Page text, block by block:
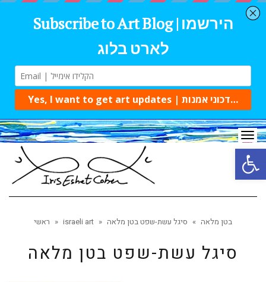
ראשי » israeli art » בטן מלאה » סיגל עשת-שפט בטן מלאה
סיגל עשת-שפט בטן מלאה